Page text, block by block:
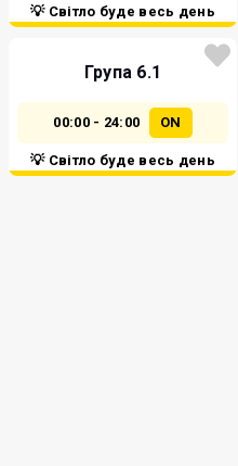
💡 Світло буде весь день
Група 6.1
00:00 - 24:00 ON
💡 Світло буде весь день